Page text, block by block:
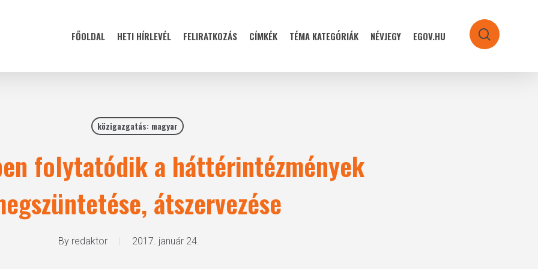
FŐOLDAL HETI HÍRLEVÉL FELIRATKOZÁS CÍMKÉK TÉMA KATEGÓRIÁK NÉVJEGY EGOV.HU search
közigazgatás: magyar
folytatódik a háttérintézmények
átszervezése
By redaktor 2017. január 24.